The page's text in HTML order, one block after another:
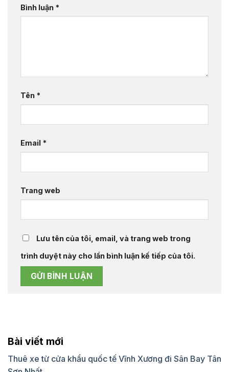
Bình luận *
Tên *
Email *
Trang web
Lưu tên của tôi, email, và trang web trong
trình duyệt này cho lần bình luận kế tiếp của tôi.
Bài viết mới
Thuê xe từ cửa khẩu quốc tế Vĩnh Xương đi Sân Bay Tân